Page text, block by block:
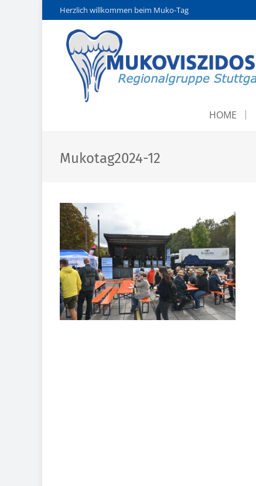
Herzlich willkommen beim Muko-Tag
HOME
Mukotag2024-12